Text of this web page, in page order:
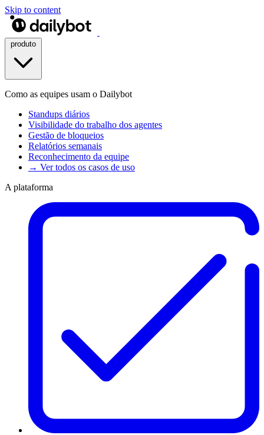
Skip to content
Como as equipes usam o Dailybot
Standups diários
Visibilidade do trabalho dos agentes
Gestão de bloqueios
Relatórios semanais
Reconhecimento da equipe
→ Ver todos os casos de uso
A plataforma